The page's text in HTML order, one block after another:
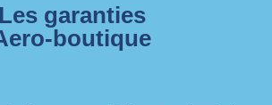
Les garanties
boutique